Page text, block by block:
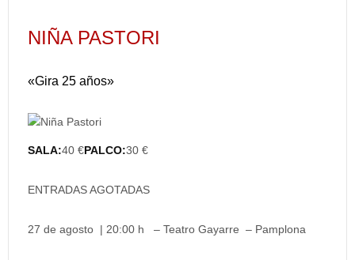
NIÑA PASTORI
«Gira 25 años»
SALA:40 €PALCO:30 €
ENTRADAS AGOTADAS
27 de agosto | 20:00 h – Teatro Gayarre – Pamplona